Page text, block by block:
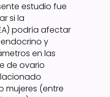
estudio fue
si la
podría afectar
y
en las
de ovario
mujeres (entre